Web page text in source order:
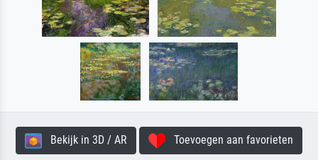
Bekijk in 3D / AR Toevoegen aan favorieten